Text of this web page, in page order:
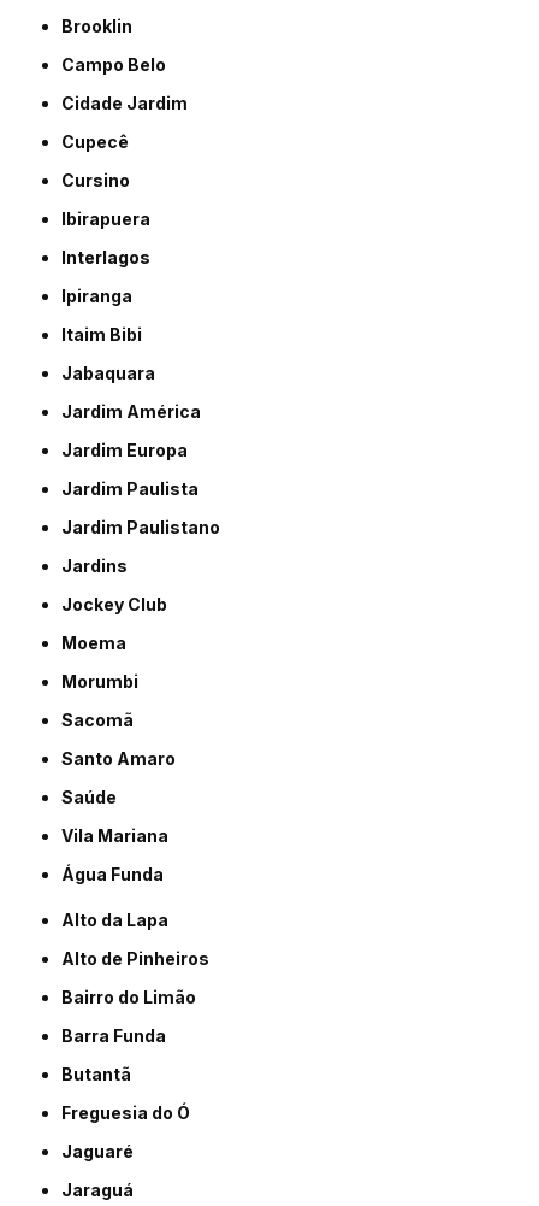
Brooklin
Campo Belo
Cidade Jardim
Cupecê
Cursino
Ibirapuera
Interlagos
Ipiranga
Itaim Bibi
Jabaquara
Jardim América
Jardim Europa
Jardim Paulista
Jardim Paulistano
Jardins
Jockey Club
Moema
Morumbi
Sacomã
Santo Amaro
Saúde
Vila Mariana
Água Funda
Alto da Lapa
Alto de Pinheiros
Bairro do Limão
Barra Funda
Butantã
Freguesia do Ó
Jaguaré
Jaraguá